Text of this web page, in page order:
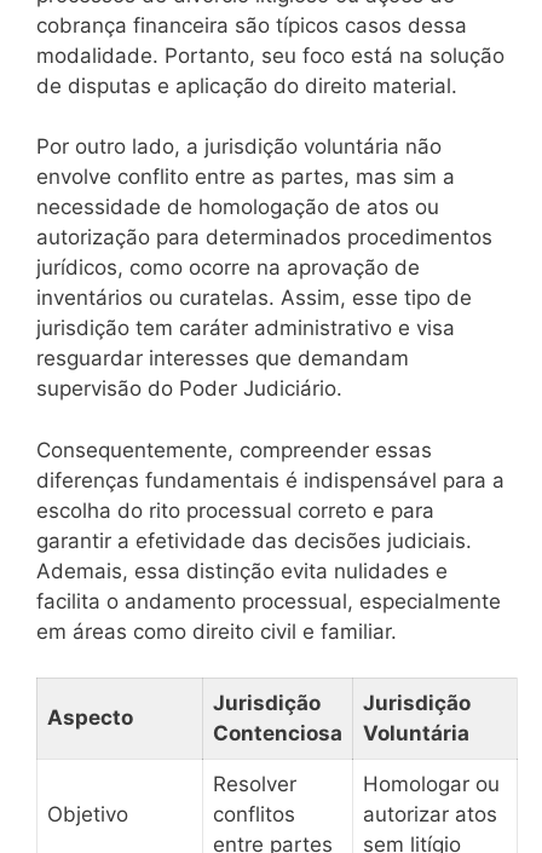
cobrança financeira são típicos casos dessa
modalidade. Portanto, seu foco está na solução
de disputas e aplicação do direito material.
Por outro lado, a jurisdição voluntária não
envolve conflito entre as partes, mas sim a
necessidade de homologação de atos ou
autorização para determinados procedimentos
jurídicos, como ocorre na aprovação de
inventários ou curatelas. Assim, esse tipo de
jurisdição tem caráter administrativo e visa
resguardar interesses que demandam
supervisão do Poder Judiciário.
Consequentemente, compreender essas
diferenças fundamentais é indispensável para a
escolha do rito processual correto e para
garantir a efetividade das decisões judiciais.
Ademais, essa distinção evita nulidades e
facilita o andamento processual, especialmente
em áreas como direito civil e familiar.
Aspecto
Jurisdição
Contenciosa
Jurisdição
Voluntária
Objetivo
Resolver
conflitos
entre partes
Homologar ou
autorizar atos
sem litígio